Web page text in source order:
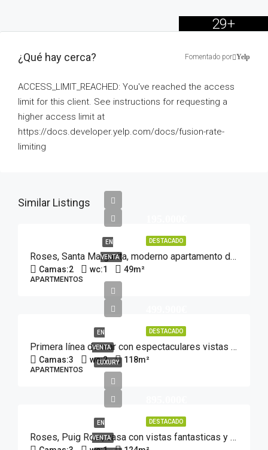
29+
¿Qué hay cerca? Fomentado por Yelp
ACCESS_LIMIT_REACHED: You've reached the access
limit for this client. See instructions for requesting a
higher access limit at
https://docs.developer.yelp.com/docs/fusion-rate-
limiting
Similar Listings
DESTACADO
EN
VENTA Roses, Santa Margarita, moderno apartamento de 2 dormitorios, a solo 1 minuto de la playa.
Camas:2 wc:1 49m²
APARTMENTOS
DESTACADO
EN
VENTA
LUXURY
Primera línea de mar con espectaculares vistas – 3 dormitorios, piscina y parking
Camas:3 wc:2 118m²
APARTMENTOS
DESTACADO
EN
VENTA Roses, Puig Rom, casa con vistas fantasticas y piscina